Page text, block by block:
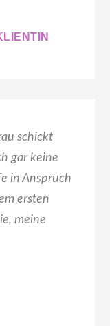
schickt
gar keine
in Anspruch
ersten
meine